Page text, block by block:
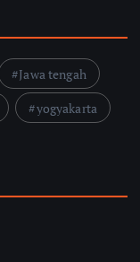
Jawa tengah
yogyakarta